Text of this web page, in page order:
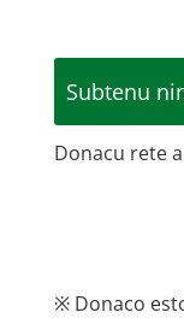
Subtenu
Donacu rete
※ Donaco